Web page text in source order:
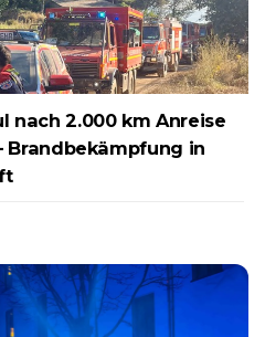
nach 2.000 km Anreise
Brandbekämpfung in